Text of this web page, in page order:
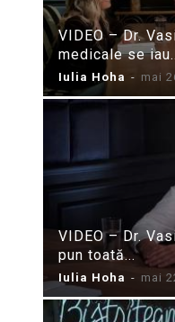
VIDEO – Dr.
medicale se
Iulia Hoha - mai
VIDEO – Dr.
pun toată...
Iulia Hoha - mai